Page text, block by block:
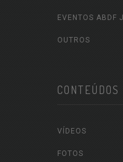
EVENTOS ABDF
OUTROS
CONTEÚDOS
VÍDEOS
FOTOS